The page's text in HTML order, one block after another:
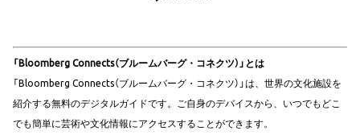
「Bloomberg Connects（ブルームバーグ・コネクツ）」とは
「Bloomberg Connects（ブルームバーグ・コネクツ）」は、世界の文化施設を
紹介する無料のデジタルガイドです。ご自身のデバイスから、いつでもどこ
でも簡単に芸術や文化情報にアクセスすることができます。